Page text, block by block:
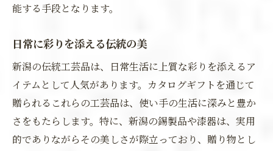
能する手段となります。
日常に彩りを添える伝統の美
新潟の伝統工芸品は、日常生活に上質な彩りを添えるア
イテムとして人気があります。カタログギフトを通じて
贈られるこれらの工芸品は、使い手の生活に深みと豊か
さをもたらします。特に、新潟の錫製品や漆器は、実用
的でありながらその美しさが際立っており、贈り物とし